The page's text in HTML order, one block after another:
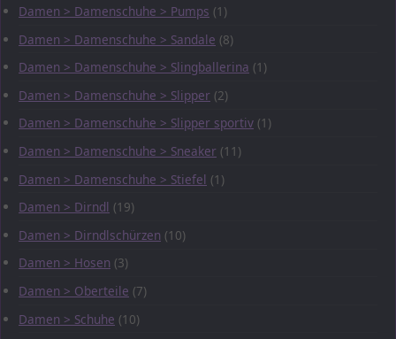
Damen > Damenschuhe > Pumps (1)
Damen > Damenschuhe > Sandale (8)
Damen > Damenschuhe > Slingballerina (1)
Damen > Damenschuhe > Slipper (2)
Damen > Damenschuhe > Slipper sportiv (1)
Damen > Damenschuhe > Sneaker (11)
Damen > Damenschuhe > Stiefel (1)
Damen > Dirndl (19)
Damen > Dirndlschürzen (10)
Damen > Hosen (3)
Damen > Oberteile (7)
Damen > Schuhe (10)